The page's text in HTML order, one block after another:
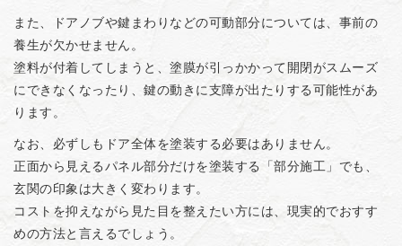
また、ドアノブや鍵まわりなどの可動部分については、事前の
養生が欠かせません。
塗料が付着してしまうと、塗膜が引っかかって開閉がスムーズ
にできなくなったり、鍵の動きに支障が出たりする可能性があ
ります。
なお、必ずしもドア全体を塗装する必要はありません。
正面から見えるパネル部分だけを塗装する「部分施工」でも、
玄関の印象は大きく変わります。
コストを抑えながら見た目を整えたい方には、現実的でおすす
めの方法と言えるでしょう。